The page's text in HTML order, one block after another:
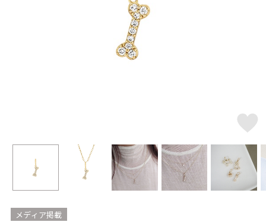
メディア掲載